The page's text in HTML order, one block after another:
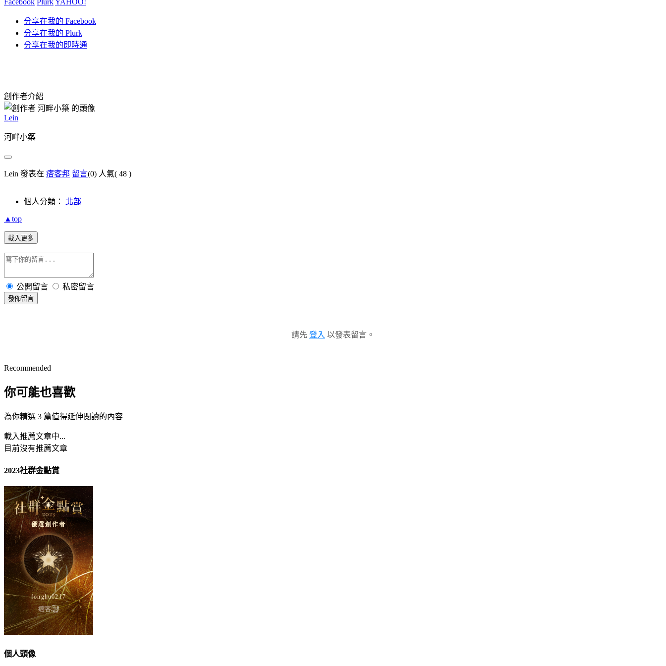
分享在我的 Facebook
分享在我的 Plurk
分享在我的即時通
創作者介紹
Lein
河畔小築
Lein 發表在 痞客邦 留言(0) 人氣( 48 )
個人分類： 北部
▲top
載入更多
公開留言 私密留言
發佈留言
請先 登入 以發表留言。
Recommended
你可能也喜歡
為你精選 3 篇值得延伸閱讀的內容
載入推薦文章中...
目前沒有推薦文章
2023社群金點賞
個人頭像